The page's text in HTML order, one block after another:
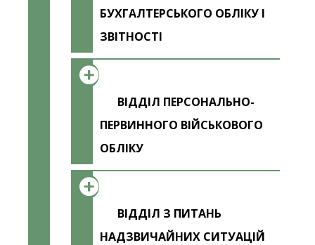
БУХГАЛТЕРСЬКОГО ОБЛІКУ І
ЗВІТНОСТІ
ВІДДІЛ ПЕРСОНАЛЬНО-
ПЕРВИННОГО ВІЙСЬКОВОГО
ОБЛІКУ
ВІДДІЛ З ПИТАНЬ
НАДЗВИЧАЙНИХ СИТУАЦІЙ